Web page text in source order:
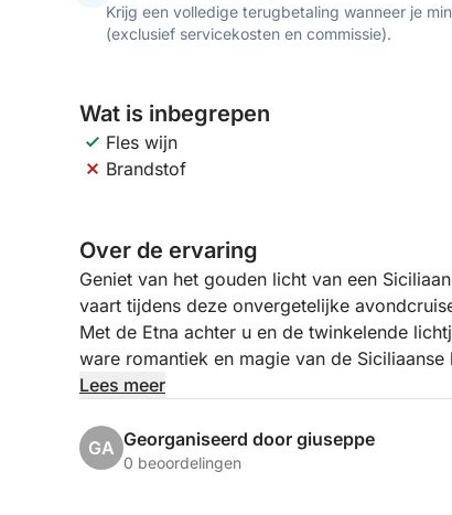
Krijg een volledige terugbetaling wanneer je
(exclusief servicekosten en commissie).
Wat is inbegrepen
Fles wijn
Brandstof
Over de ervaring
Geniet van het gouden licht van een
vaart tijdens deze onvergetelijke
Met de Etna achter u en de twinkelende
ware romantiek en magie van de Siciliaanse
dramatische, door lava gevormde kust, met
historische baai van Giardini Naxos. Terwijl
Lees meer
GA Georganiseerd door giuseppe
0 beoordelingen